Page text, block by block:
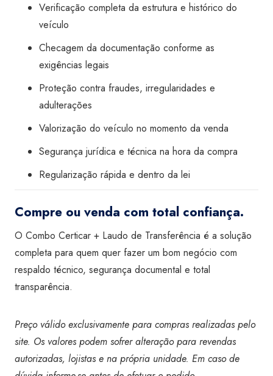
Verificação completa da estrutura e histórico do
veículo
Checagem da documentação conforme as
exigências legais
Proteção contra fraudes, irregularidades e
adulterações
Valorização do veículo no momento da venda
Segurança jurídica e técnica na hora da compra
Regularização rápida e dentro da lei
Compre ou venda com total confiança.
O Combo Certicar + Laudo de Transferência é a solução
completa para quem quer fazer um bom negócio com
respaldo técnico, segurança documental e total
transparência.
Preço válido exclusivamente para compras realizadas pelo
site. Os valores podem sofrer alteração para revendas
autorizadas, lojistas e na própria unidade. Em caso de